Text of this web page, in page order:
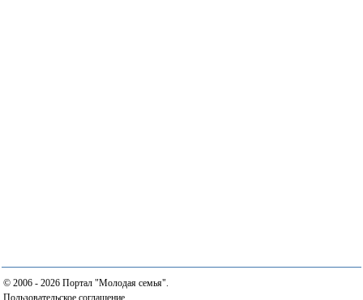
© 2006 - 2026 Портал "Молодая семья".
Пользовательское соглашение